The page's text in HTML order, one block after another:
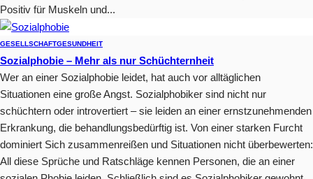
Positiv für Muskeln und...
GESELLSCHAFTGESUNDHEIT
Sozialphobie – Mehr als nur Schüchternheit
Wer an einer Sozialphobie leidet, hat auch vor alltäglichen
Situationen eine große Angst. Sozialphobiker sind nicht nur
schüchtern oder introvertiert – sie leiden an einer ernstzunehmenden
Erkrankung, die behandlungsbedürftig ist. Von einer starken Furcht
dominiert Sich zusammenreißen und Situationen nicht überbewerten:
All diese Sprüche und Ratschläge kennen Personen, die an einer